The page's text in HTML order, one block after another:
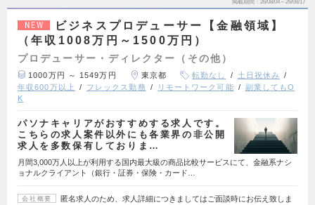
掲載期間 26/08/04～26/08/17
NEW
ビジネスプロデューサー【金融領域】
（年収1008万円～1500万円）
プロデューサー・ディレクター（その他）
1000万円 ～ 1549万円 東京都 転勤なし
土日祝休み
年収600万以上
フレックス勤務 リモートワーク可能
副業してもO
K
パソナキャリアがおすすめする求人です。
こちらの求人案件以外にも各業界の非公開
求人を多数保有しておりま…
月間3,000万人以上が利用する国内最大級の商品比較サービスにて、金融系ナシ
ョナルクライアント（銀行・証券・保険・カード…
会社概要
匿名求人のため、求人詳細につきましてはご面談時にお伝え致しま